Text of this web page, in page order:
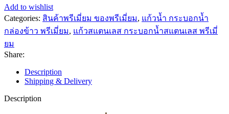
Add to wishlist
Categories: สินค้าพรีเมี่ยม ของพรีเมี่ยม, แก้วน้ำ กระบอกน้ำ
กล่องข้าว พรีเมี่ยม, แก้วสแตนเลส กระบอกน้ำสแตนเลส พรีเมี่
ยม
Share:
Description
Shipping & Delivery
Description